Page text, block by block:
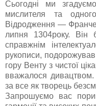
Сьогодні ми
мислителя та
Відродження —
липня 1304року. Він
справжнім
рукописи,
гору Венту з чистої
вважалося
за все як творець
Запрошуємо вас